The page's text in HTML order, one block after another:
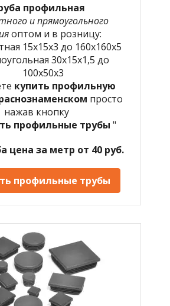
профильная
и прямоугольного
оптом и в розницу:
15х15х3 до 160х160х5
30х15х1,5 до
100х50х3
купить профильную
просто
нажав кнопку
профильные трубы "
цена за метр от 40 руб.
профильные трубы